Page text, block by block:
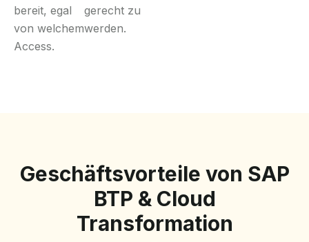
bereit, egal
von welchem
Access.
gerecht zu
werden.
Geschäftsvorteile von SAP
BTP & Cloud
Transformation